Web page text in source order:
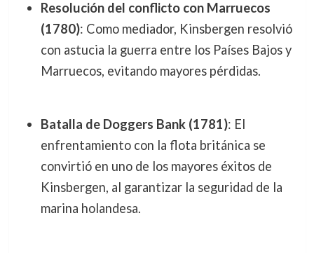
Resolución del conflicto con Marruecos
(1780): Como mediador, Kinsbergen resolvió
con astucia la guerra entre los Países Bajos y
Marruecos, evitando mayores pérdidas.
Batalla de Doggers Bank (1781): El
enfrentamiento con la flota británica se
convirtió en uno de los mayores éxitos de
Kinsbergen, al garantizar la seguridad de la
marina holandesa.